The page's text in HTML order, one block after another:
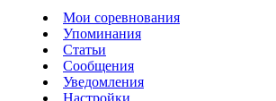
Мои соревнования
Упоминания
Статьи
Сообщения
Уведомления
Настройки